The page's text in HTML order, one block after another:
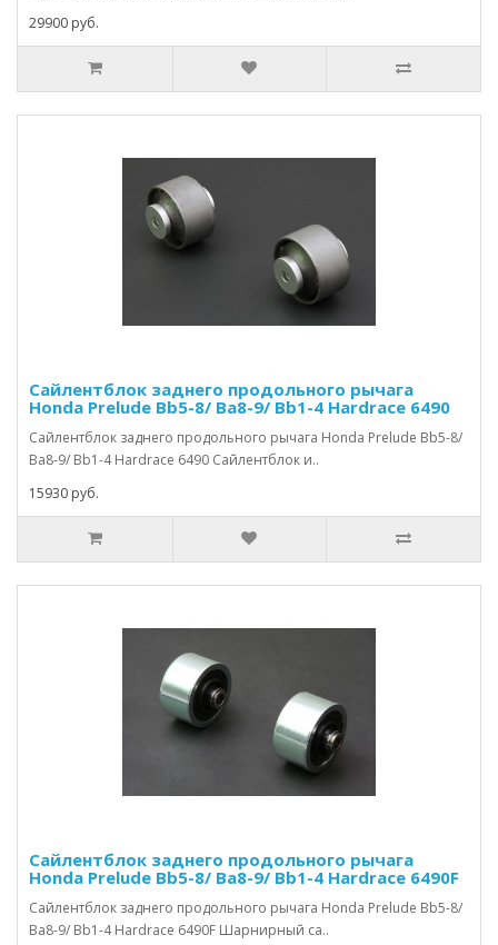
29900 руб.
Сайлентблок заднего продольного рычага
Honda Prelude Bb5-8/ Ba8-9/ Bb1-4 Hardrace 6490
Сайлентблок заднего продольного рычага Honda Prelude Bb5-8/
Ba8-9/ Bb1-4 Hardrace 6490 Сайлентблок и..
15930 руб.
Сайлентблок заднего продольного рычага
Honda Prelude Bb5-8/ Ba8-9/ Bb1-4 Hardrace 6490F
Сайлентблок заднего продольного рычага Honda Prelude Bb5-8/
Ba8-9/ Bb1-4 Hardrace 6490F Шарнирный са..